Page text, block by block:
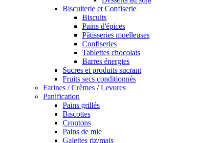
Biscuiterie et Confiserie
Biscuits
Pains d'épices
Pâtisseries moelleuses
Confiseries
Tablettes chocolats
Barres énergies
Sucres et produits sucrant
Fruits secs conditionnés
Farines / Crèmes / Levures
Panification
Pains grillés
Biscottes
Croutons
Pains de mie
Galettes riz/mais